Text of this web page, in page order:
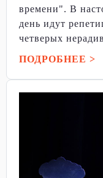
времени". В
день идут
четверых
ПОДРОБНЕЕ >